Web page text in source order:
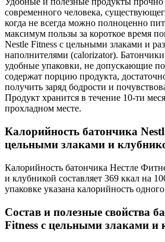
современного человека,
когда не всегда можно полноценно
максимум пользы за короткое время
Nestle Fitness с цельными злаками и
наполнителями (calorizator).
удобные упаковки, не допускающие
содержат порцию продукта,
получить заряд бодрости и
Продукт хранится в течение 10-ти
прохладном месте.
Калорийность батончика
цельными злаками и
Калорийность батончика Нестле
и клубникой составляет 369 ккал на
упаковке указана калорийность
Состав и полезные свойства
Fitness с цельными злаками и